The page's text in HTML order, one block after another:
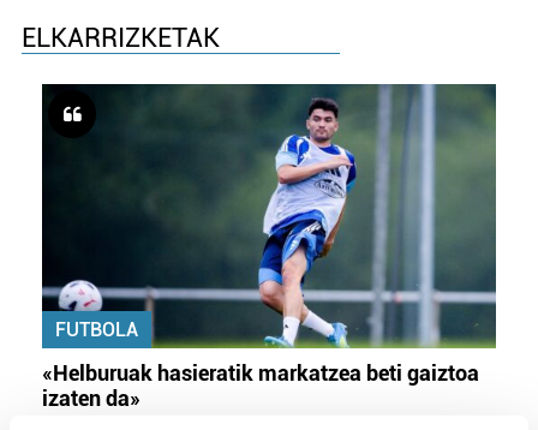
ELKARRIZKETAK
FUTBOLA
«Helburuak hasieratik markatzea beti gaiztoa
izaten da»